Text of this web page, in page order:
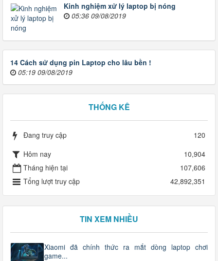
Kinh nghiệm xử lý laptop bị nóng
05:36 09/08/2019
14 Cách sử dụng pin Laptop cho lâu bền !
05:19 09/08/2019
THỐNG KÊ
Đang truy cập
120
Hôm nay
10,904
Tháng hiện tại
107,606
Tổng lượt truy cập
42,892,351
TIN XEM NHIỀU
Xiaomi đã chính thức ra mắt dòng laptop chơi
game...